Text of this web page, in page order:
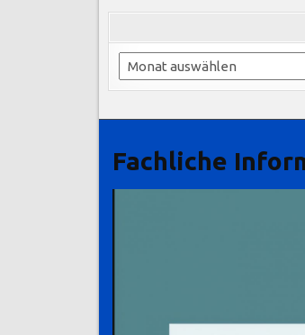
Archiv
Fachliche